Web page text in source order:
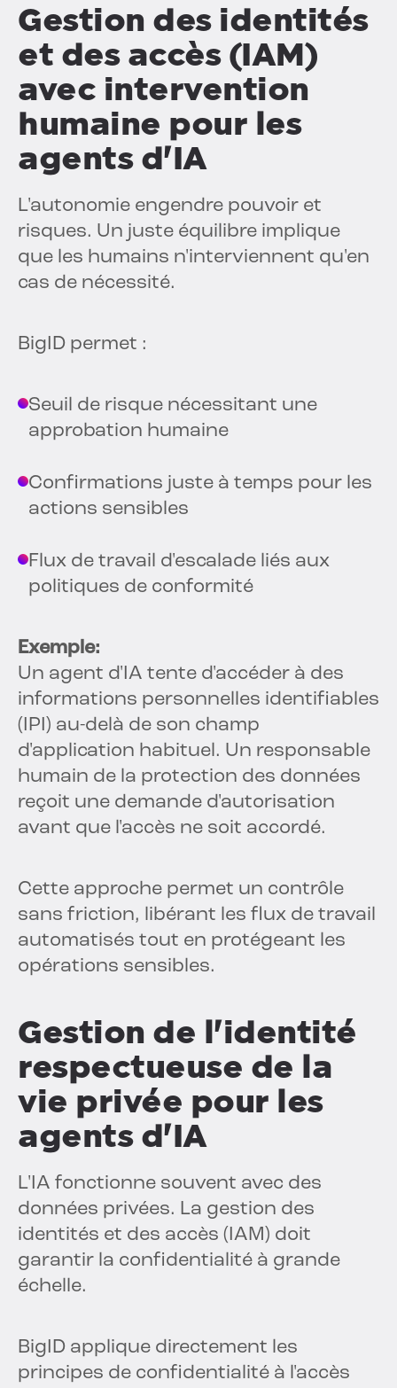
Gestion des identités
et des accès (IAM)
avec intervention
humaine pour les
agents d'IA
L'autonomie engendre pouvoir et
risques. Un juste équilibre implique
que les humains n'interviennent qu'en
cas de nécessité.
BigID permet :
Seuil de risque nécessitant une
approbation humaine
Confirmations juste à temps pour les
actions sensibles
Flux de travail d'escalade liés aux
politiques de conformité
Exemple:
Un agent d'IA tente d'accéder à des
informations personnelles identifiables
(IPI) au-delà de son champ
d'application habituel. Un responsable
humain de la protection des données
reçoit une demande d'autorisation
avant que l'accès ne soit accordé.
Cette approche permet un contrôle
sans friction, libérant les flux de travail
automatisés tout en protégeant les
opérations sensibles.
Gestion de l'identité
respectueuse de la
vie privée pour les
agents d'IA
L'IA fonctionne souvent avec des
données privées. La gestion des
identités et des accès (IAM) doit
garantir la confidentialité à grande
échelle.
BigID applique directement les
principes de confidentialité à l'accès